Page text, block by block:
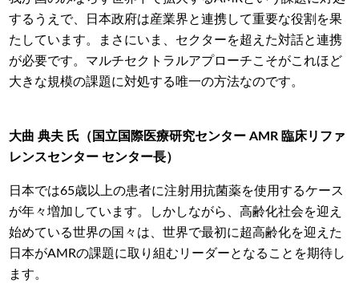
するうえで、日本政府は産業界と連携して重要な役割を果
たしています。まさにいま、セクターを超えた対話と連携
が必要です。マルチセクトラルアプローチこそがこれほど
大きな規模の課題に対処する唯一の方法なのです。
大曲 典夫 氏（国立国際医療研究センター AMR 臨床リファ
レンスセンター センター長）
日本では65歳以上の患者に注射用抗菌薬を使用するケース
が年々増加しています。しかしながら、高齢化社会を迎え
始めている世界の国々は、世界で最初に超高齢化を迎えた
日本がAMRの課題に取り組むリーダーとなることを期待し
ます。